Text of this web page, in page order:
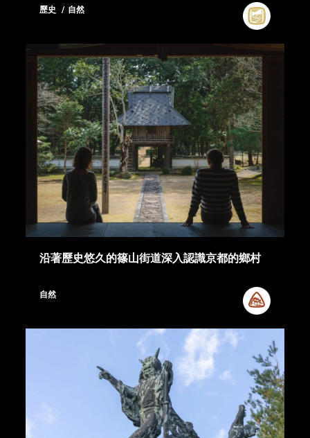
歷史 自然
沿著歷史悠久的篠山街道深入認識京都的鄉村
自然